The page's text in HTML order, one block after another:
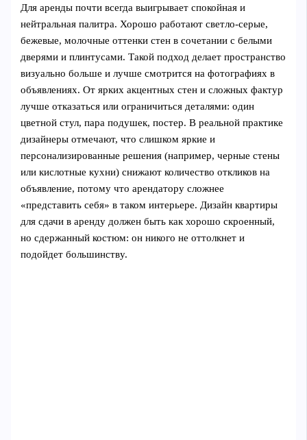
Для аренды почти всегда выигрывает спокойная и
нейтральная палитра. Хорошо работают светло‑серые,
бежевые, молочные оттенки стен в сочетании с белыми
дверями и плинтусами. Такой подход делает пространство
визуально больше и лучше смотрится на фотографиях в
объявлениях. От ярких акцентных стен и сложных фактур
лучше отказаться или ограничиться деталями: один
цветной стул, пара подушек, постер. В реальной практике
дизайнеры отмечают, что слишком яркие и
персонализированные решения (например, черные стены
или кислотные кухни) снижают количество откликов на
объявление, потому что арендатору сложнее
«представить себя» в таком интерьере. Дизайн квартиры
для сдачи в аренду должен быть как хорошо скроенный,
но сдержанный костюм: он никого не оттолкнет и
подойдет большинству.